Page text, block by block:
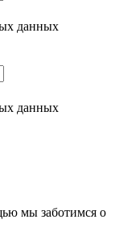
данных
данных
мы заботимся о